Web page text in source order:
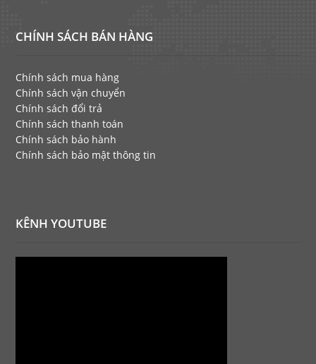
CHÍNH SÁCH BÁN HÀNG
Chính sách mua hàng
Chính sách vận chuyển
Chính sách đổi trả
Chính sách thanh toán
Chính sách bảo hành
Chính sách bảo mật thông tin
KÊNH YOUTUBE